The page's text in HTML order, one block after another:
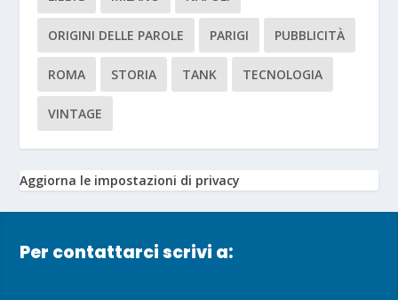
ORIGINI DELLE PAROLE PARIGI PUBBLICITÀ
ROMA STORIA TANK TECNOLOGIA
VINTAGE
Aggiorna le impostazioni di privacy
Per contattarci scrivi a: